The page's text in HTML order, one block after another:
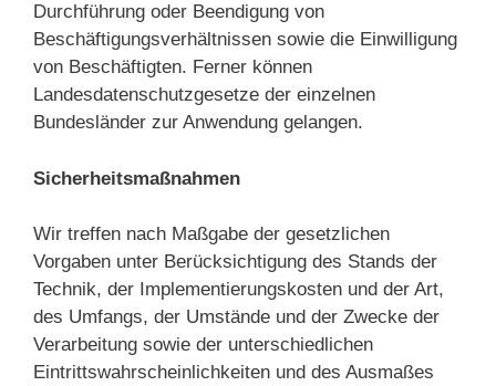
Durchführung oder Beendigung von
Beschäftigungsverhältnissen sowie die Einwilligung
von Beschäftigten. Ferner können
Landesdatenschutzgesetze der einzelnen
Bundesländer zur Anwendung gelangen.
Sicherheitsmaßnahmen
Wir treffen nach Maßgabe der gesetzlichen
Vorgaben unter Berücksichtigung des Stands der
Technik, der Implementierungskosten und der Art,
des Umfangs, der Umstände und der Zwecke der
Verarbeitung sowie der unterschiedlichen
Eintrittswahrscheinlichkeiten und des Ausmaßes